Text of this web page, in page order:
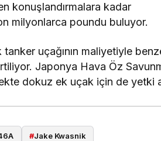
konuşlandırmalara kadar
milyonlarca poundu buluyor.
tanker uçağının maliyetiyle
Japonya Hava Öz
dokuz ek uçak için de yetki
#Jake Kwasnik